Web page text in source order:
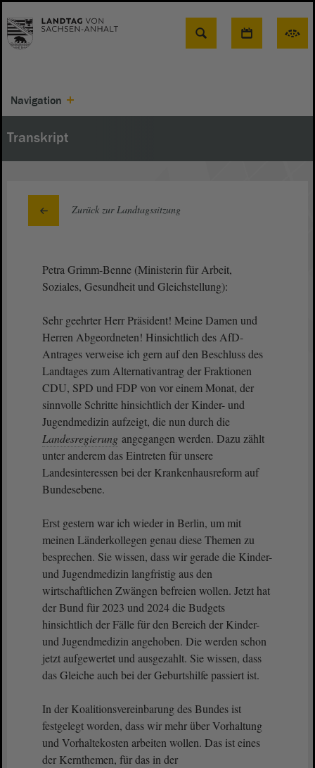
Suche
Navigation
Transkript
Zurück zur Landtagssitzung
Petra Grimm-Benne (Ministerin für Arbeit,
Soziales, Gesundheit und Gleichstellung):
Sehr geehrter Herr Präsident! Meine Damen und
Herren Abgeordneten! Hinsichtlich des AfD-
Antrages verweise ich gern auf den Beschluss des
Landtages zum Alternativantrag der Fraktionen
CDU, SPD und FDP von vor einem Monat, der
sinnvolle Schritte hinsichtlich der Kinder- und
Jugendmedizin aufzeigt, die nun durch die
Landesregierung angegangen werden. Dazu zählt
unter anderem das Eintreten für unsere
Landesinteressen bei der Krankenhausreform auf
Bundesebene.
Erst gestern war ich wieder in Berlin, um mit
meinen Länderkollegen genau diese Themen zu
besprechen. Sie wissen, dass wir gerade die Kinder-
und Jugendmedizin langfristig aus den
wirtschaftlichen Zwängen befreien wollen. Jetzt hat
der Bund für 2023 und 2024 die Budgets
hinsichtlich der Fälle für den Bereich der Kinder-
und Jugendmedizin angehoben. Die werden schon
jetzt aufgewertet und ausgezahlt. Sie wissen, dass
das Gleiche auch bei der Geburtshilfe passiert ist.
In der Koalitionsvereinbarung des Bundes ist
festgelegt worden, dass wir mehr über Vorhaltung
und Vorhaltekosten arbeiten wollen. Das ist eines
der Kernthemen, für das in der